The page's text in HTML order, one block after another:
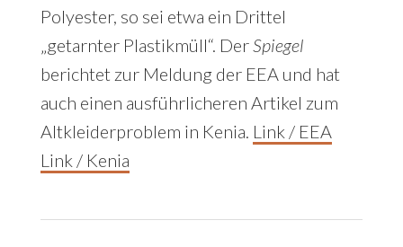
Polyester, so sei etwa ein Drittel
„getarnter Plastikmüll“. DerSpiegel
berichtet zur Meldung der EEA und hat
auch einen ausführlicheren Artikel zum
Altkleiderproblem in Kenia. Link / EEA
Link / Kenia